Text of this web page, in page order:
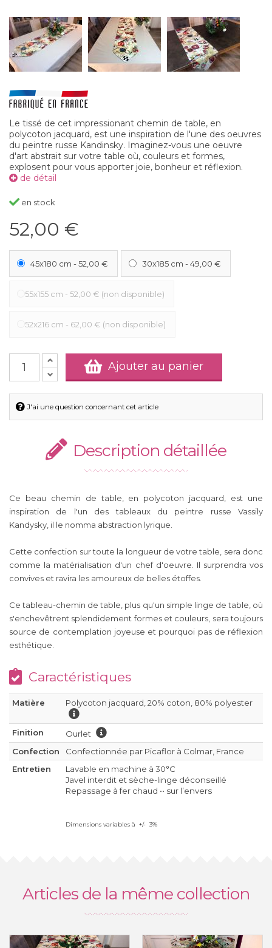
Le tissé de cet impressionant chemin de table, en
polycoton jacquard, est une inspiration de l'une des oeuvres
du peintre russe Kandinsky. Imaginez-vous une oeuvre
d'art abstrait sur votre table où, couleurs et formes,
explosent pour vous apporter joie, bonheur et réflexion.
de détail
en stock
52,00 €
45x180 cm -52,00 € 30x185 cm -49,00 €
55x155 cm - 52,00 € (non disponible)
52x216 cm - 62,00 € (non disponible)
Ajouter au panier
J'ai une question concernant cet article
Description détaillée
Ce beau chemin de table, en polycoton jacquard, est une
inspiration de l'un des tableaux du peintre russe Vassily
Kandysky, il le nomma abstraction lyrique.
Cette confection sur toute la longueur de votre table, sera donc
comme la matérialisation d'un chef d'oeuvre. Il surprendra vos
convives et ravira les amoureux de belles étoffes.
Ce tableau-chemin de table, plus qu'un simple linge de table, où
s'enchevêtrent splendidement formes et couleurs, sera toujours
source de contemplation joyeuse et pourquoi pas de réflexion
esthétique.
Caractéristiques
Matière Polycoton jacquard, 20% coton, 80% polyester
Finition
Ourlet
Confection
Confectionnée par Picaflor à Colmar, France
Entretien
Lavable en machine à 30°C
Javel interdit et sèche-linge déconseillé
Repassage à fer chaud •• sur l’envers
Dimensions variables à +/- 3%
Articles de la même collection